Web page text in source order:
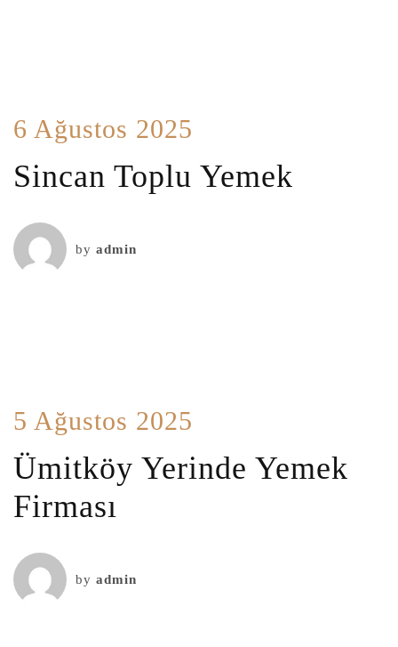
6 Ağustos 2025
Sincan Toplu Yemek
by admin
5 Ağustos 2025
Ümitköy Yerinde Yemek
Firması
by admin